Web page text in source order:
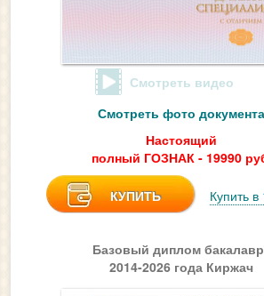
Смотреть видео
Смотреть фото документа
Настоящий
полный ГОЗНАК - 19990
КУПИТЬ Купить в
Базовый диплом
2014-2026 года Киржач